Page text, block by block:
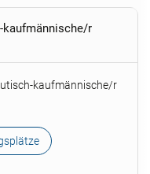
kaufmännische/r
kaufmännische/r